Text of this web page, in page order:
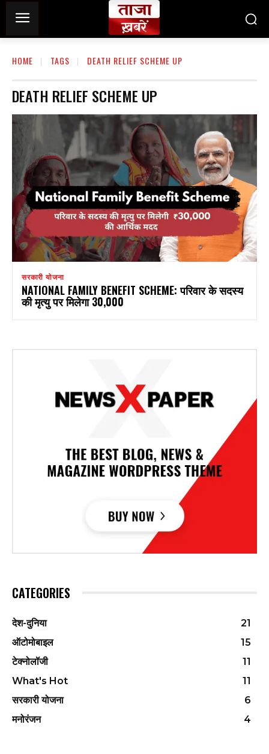
HOME TAGS DEATH RELIEF SCHEME UP
DEATH RELIEF SCHEME UP
सरकारी योजना
NATIONAL FAMILY BENEFIT SCHEME: परिवार के सदस्य
की मृत्यु पर मिलेगा ₹30,000
CATEGORIES
देश-दुनिया
21
ऑटोमोबाइल
15
टेक्नोलॉजी
11
What's Hot
11
सरकारी योजना
6
मनोरंजन
4